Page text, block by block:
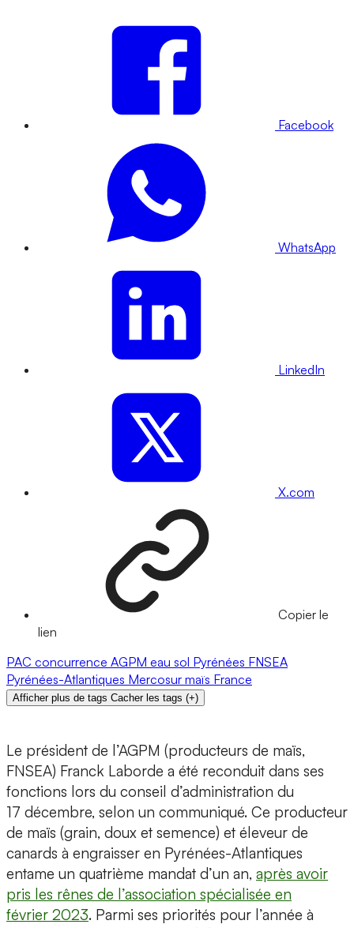
Facebook
WhatsApp
LinkedIn
X.com
Copier le
lien
PAC concurrence AGPM eau sol Pyrénées FNSEA
Pyrénées-Atlantiques Mercosur maïs France
Afficher plus de tags Cacher les tags (+)
Le président de l’AGPM (producteurs de maïs,
FNSEA) Franck Laborde a été reconduit dans ses
fonctions lors du conseil d’administration du
17 décembre, selon un communiqué. Ce producteur
de maïs (grain, doux et semence) et éleveur de
canards à engraisser en Pyrénées-Atlantiques
entame un quatrième mandat d’un an, après avoir
pris les rênes de l’association spécialisée en
février 2023. Parmi ses priorités pour l’année à